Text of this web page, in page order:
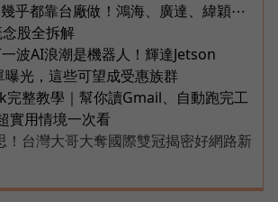
乎都靠台廠做！鴻海、廣達、緯穎⋯
股全拆解
波AI浪潮是機器人！輝達Jetson
光，這些可望成受惠族群
整教學｜幫你讀Gmail、自動跑完工
實用情境一次看
！台灣大哥大奪國際雙冠揭密好網路新